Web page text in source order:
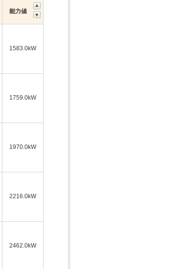
能力値
1583.0kW
1759.0kW
1970.0kW
2216.0kW
2462.0kW